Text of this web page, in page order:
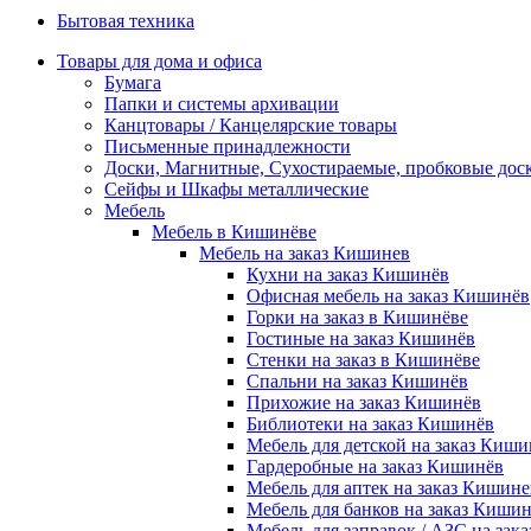
Бытовая техника
Товары для дома и офиса
Бумага
Папки и системы архивации
Канцтовары / Канцелярские товары
Письменные принадлежности
Доски, Магнитные, Сухостираемые, пробковые
Сейфы и Шкафы металлические
Мебель
Мебель в Кишинёве
Мебель на заказ Кишинев
Кухни на заказ Кишинёв
Офисная мебель на заказ Кишинёв
Горки на заказ в Кишинёве
Гостиные на заказ Кишинёв
Стенки на заказ в Кишинёве
Спальни на заказ Кишинёв
Прихожие на заказ Кишинёв
Библиотеки на заказ Кишинёв
Мебель для детской на заказ
Гардеробные на заказ Кишинёв
Мебель для аптек на заказ
Мебель для банков на заказ